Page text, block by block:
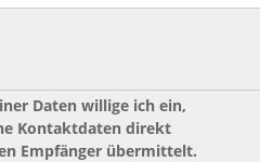
Daten willige ich ein,
Kontaktdaten direkt
Empfänger übermittelt.